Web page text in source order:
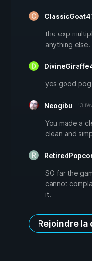
the exp
anything else.
Neogibu 13
You made a
clean and
SO far the
cannot
it.
Rejoindre la